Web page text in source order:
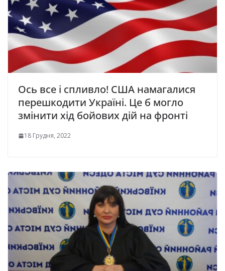
Ось все і спливло! США намагалися
перешкодити Україні. Це б могло
змінити хід бойових дій на фронті
18 Грудня, 2022